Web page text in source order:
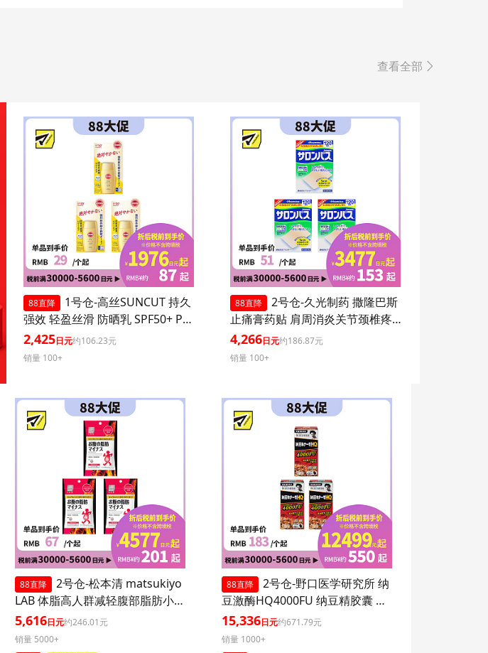
查看全部
88直降
1号仓-高丝SUNCUT 持久
强效 轻盈丝滑 防晒乳 SPF50+ PA+
+++ 50ml 3个装 阻隔紫外线 持久
耐水 户外防晒 多重保护 清爽不粘
2,425日元约106.23元
销量 100+
88直降
2号仓-久光制药 撒隆巴斯
止痛膏药贴 肩周消炎关节颈椎疼
4.6×7.2cm 120贴 3个装【第3类医
药品】
4,266日元约186.87元
销量 100+
88直降
2号仓-松本清 matsukiyo
LAB 体脂高人群减轻腹部脂肪小腹
丸 90粒 3个装
5,616日元约246.01元
销量 5000+
88直降
2号仓-野口医学研究所 纳
豆激酶HQ4000FU 纳豆精胶囊 促
进血栓溶解降三高 120粒 3个装
15,336日元约671.79元
销量 1000+